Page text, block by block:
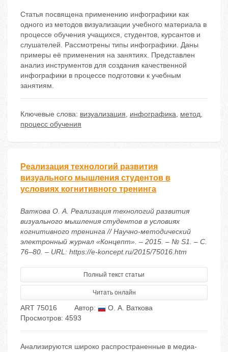
Статья посвящена применению инфографики как
одного из методов визуализации учебного материала в
процессе обучения учащихся, студентов, курсантов и
слушателей. Рассмотрены типы инфографики. Даны
примеры её применения на занятиях. Представлен
анализ инструментов для создания качественной
инфографики в процессе подготовки к учебным
занятиям.
Ключевые слова: визуализация, инфографика, метод,
процесс обучения
Реализация технологий развития
визуального мышления студентов в
условиях когнитивного тренинга
Ваткова О. А. Реализация технологий развития
визуального мышления студентов в условиях
когнитивного тренинга // Научно-методический
электронный журнал «Концепт». – 2015. – № S1. – С.
76–80. – URL: https://e-koncept.ru/2015/75016.htm
Полный текст статьи
Читать онлайн
ART 75016 Автор:
О. А. Ваткова
Просмотров: 4593
Анализируются широко распространенные в медиа-